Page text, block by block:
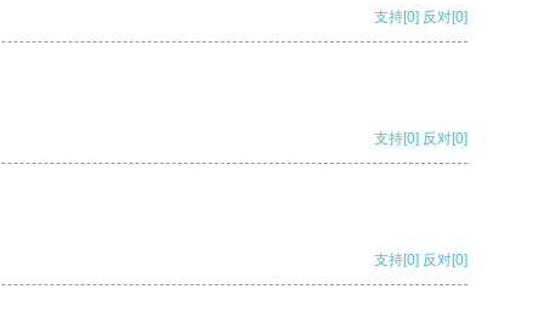
支持[0] 反对[0]
支持[0] 反对[0]
支持[0] 反对[0]